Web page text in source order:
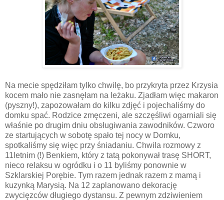
Na mecie spędziłam tylko chwilę, bo przykryta przez Krzysia
kocem mało nie zasnęłam na leżaku. Zjadłam więc makaron
(pyszny!), zapozowałam do kilku zdjęć i pojechaliśmy do
domku spać. Rodzice zmęczeni, ale szczęśliwi ogarniali się
właśnie po drugim dniu obsługiwania zawodników. Czworo
ze startujących w sobotę spało tej nocy w Domku,
spotkaliśmy się więc przy śniadaniu. Chwila rozmowy z
11letnim (!) Benkiem, który z tatą pokonywał trasę SHORT,
nieco relaksu w ogródku i o 11 byliśmy ponownie w
Szklarskiej Porębie. Tym razem jednak razem z mamą i
kuzynką Marysią. Na 12 zaplanowano dekorację
zwycięzców długiego dystansu. Z pewnym zdziwieniem